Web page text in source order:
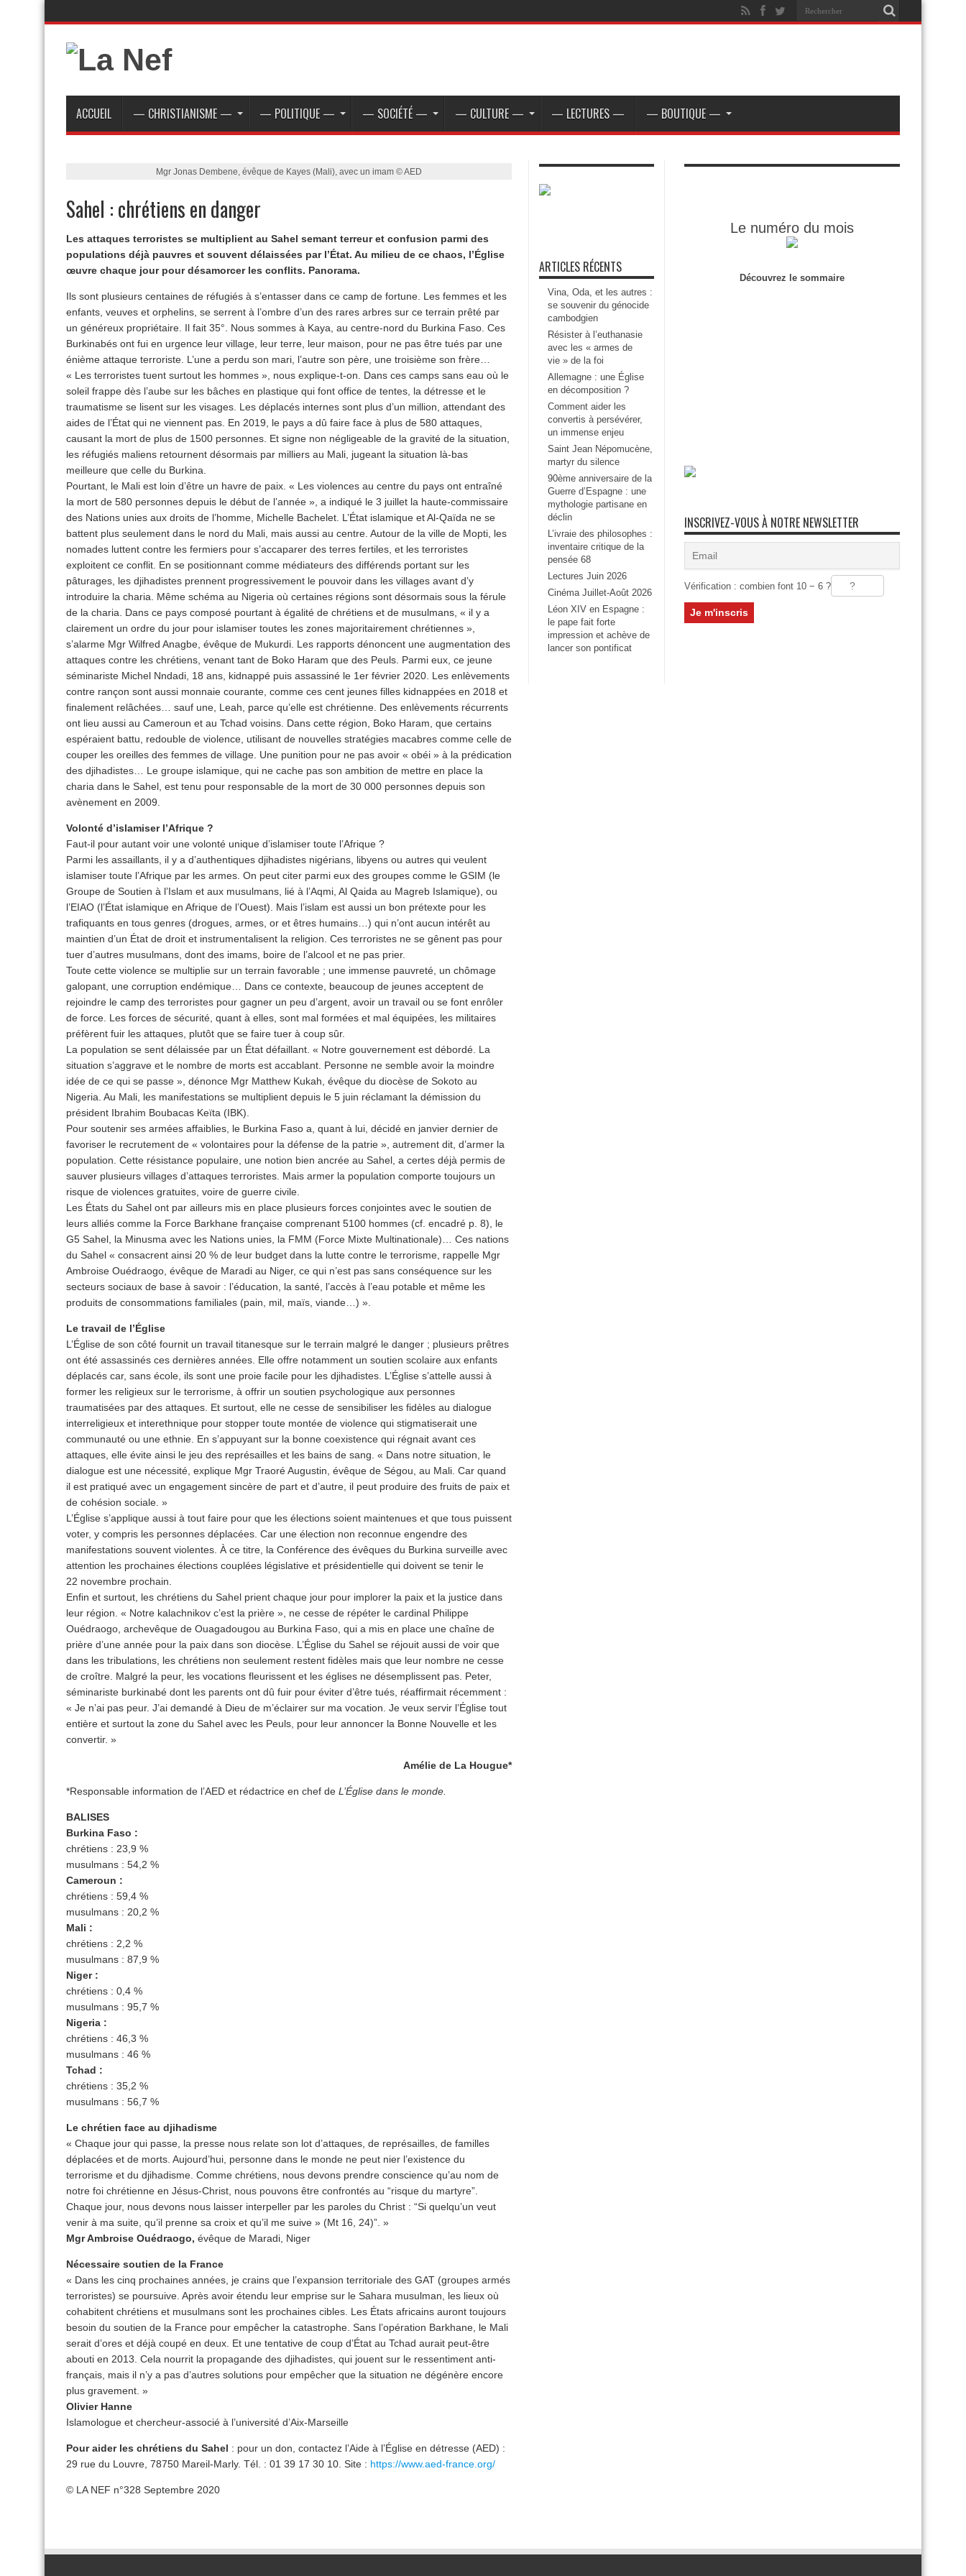
ACCUEIL — CHRISTIANISME — — POLITIQUE — — SOCIÉTÉ — — CULTURE — — LECTURES — — BOUTIQUE —
Mgr Jonas Dembene, évêque de Kayes (Mali), avec un imam © AED
Sahel : chrétiens en danger
Les attaques terroristes se multiplient au Sahel semant terreur et confusion parmi des
populations déjà pauvres et souvent délaissées par l’État. Au milieu de ce chaos, l’Église
œuvre chaque jour pour désamorcer les conflits. Panorama.
Ils sont plusieurs centaines de réfugiés à s’entasser dans ce camp de fortune. Les femmes et les
enfants, veuves et orphelins, se serrent à l’ombre d’un des rares arbres sur ce terrain prêté par
un généreux propriétaire. Il fait 35°. Nous sommes à Kaya, au centre-nord du Burkina Faso. Ces
Burkinabés ont fui en urgence leur village, leur terre, leur maison, pour ne pas être tués par une
énième attaque terroriste. L’une a perdu son mari, l’autre son père, une troisième son frère…
« Les terroristes tuent surtout les hommes », nous explique-t-on. Dans ces camps sans eau où le
soleil frappe dès l’aube sur les bâches en plastique qui font office de tentes, la détresse et le
traumatisme se lisent sur les visages. Les déplacés internes sont plus d’un million, attendant des
aides de l’État qui ne viennent pas. En 2019, le pays a dû faire face à plus de 580 attaques,
causant la mort de plus de 1500 personnes. Et signe non négligeable de la gravité de la situation,
les réfugiés maliens retournent désormais par milliers au Mali, jugeant la situation là-bas
meilleure que celle du Burkina.
Pourtant, le Mali est loin d’être un havre de paix. « Les violences au centre du pays ont entraîné
la mort de 580 personnes depuis le début de l’année », a indiqué le 3 juillet la haute-commissaire
des Nations unies aux droits de l’homme, Michelle Bachelet. L’État islamique et Al-Qaïda ne se
battent plus seulement dans le nord du Mali, mais aussi au centre. Autour de la ville de Mopti, les
nomades luttent contre les fermiers pour s’accaparer des terres fertiles, et les terroristes
exploitent ce conflit. En se positionnant comme médiateurs des différends portant sur les
pâturages, les djihadistes prennent progressivement le pouvoir dans les villages avant d’y
introduire la charia. Même schéma au Nigeria où certaines régions sont désormais sous la férule
de la charia. Dans ce pays composé pourtant à égalité de chrétiens et de musulmans, « il y a
clairement un ordre du jour pour islamiser toutes les zones majoritairement chrétiennes »,
s’alarme Mgr Wilfred Anagbe, évêque de Mukurdi. Les rapports dénoncent une augmentation des
attaques contre les chrétiens, venant tant de Boko Haram que des Peuls. Parmi eux, ce jeune
séminariste Michel Nndadi, 18 ans, kidnappé puis assassiné le 1er février 2020. Les enlèvements
contre rançon sont aussi monnaie courante, comme ces cent jeunes filles kidnappées en 2018 et
finalement relâchées… sauf une, Leah, parce qu’elle est chrétienne. Des enlèvements récurrents
ont lieu aussi au Cameroun et au Tchad voisins. Dans cette région, Boko Haram, que certains
espéraient battu, redouble de violence, utilisant de nouvelles stratégies macabres comme celle de
couper les oreilles des femmes de village. Une punition pour ne pas avoir « obéi » à la prédication
des djihadistes… Le groupe islamique, qui ne cache pas son ambition de mettre en place la
charia dans le Sahel, est tenu pour responsable de la mort de 30 000 personnes depuis son
avènement en 2009.
Volonté d’islamiser l’Afrique ?
Faut-il pour autant voir une volonté unique d’islamiser toute l’Afrique ?
Parmi les assaillants, il y a d’authentiques djihadistes nigérians, libyens ou autres qui veulent
islamiser toute l’Afrique par les armes. On peut citer parmi eux des groupes comme le GSIM (le
Groupe de Soutien à l’Islam et aux musulmans, lié à l’Aqmi, Al Qaida au Magreb Islamique), ou
l’EIAO (l’État islamique en Afrique de l’Ouest). Mais l’islam est aussi un bon prétexte pour les
trafiquants en tous genres (drogues, armes, or et êtres humains…) qui n’ont aucun intérêt au
maintien d’un État de droit et instrumentalisent la religion. Ces terroristes ne se gênent pas pour
tuer d’autres musulmans, dont des imams, boire de l’alcool et ne pas prier.
Toute cette violence se multiplie sur un terrain favorable ; une immense pauvreté, un chômage
galopant, une corruption endémique… Dans ce contexte, beaucoup de jeunes acceptent de
rejoindre le camp des terroristes pour gagner un peu d’argent, avoir un travail ou se font enrôler
de force. Les forces de sécurité, quant à elles, sont mal formées et mal équipées, les militaires
préfèrent fuir les attaques, plutôt que se faire tuer à coup sûr.
La population se sent délaissée par un État défaillant. « Notre gouvernement est débordé. La
situation s’aggrave et le nombre de morts est accablant. Personne ne semble avoir la moindre
idée de ce qui se passe », dénonce Mgr Matthew Kukah, évêque du diocèse de Sokoto au
Nigeria. Au Mali, les manifestations se multiplient depuis le 5 juin réclamant la démission du
président Ibrahim Boubacas Keïta (IBK).
Pour soutenir ses armées affaiblies, le Burkina Faso a, quant à lui, décidé en janvier dernier de
favoriser le recrutement de « volontaires pour la défense de la patrie », autrement dit, d’armer la
population. Cette résistance populaire, une notion bien ancrée au Sahel, a certes déjà permis de
sauver plusieurs villages d’attaques terroristes. Mais armer la population comporte toujours un
risque de violences gratuites, voire de guerre civile.
Les États du Sahel ont par ailleurs mis en place plusieurs forces conjointes avec le soutien de
leurs alliés comme la Force Barkhane française comprenant 5100 hommes (cf. encadré p. 8), le
G5 Sahel, la Minusma avec les Nations unies, la FMM (Force Mixte Multinationale)… Ces nations
du Sahel « consacrent ainsi 20 % de leur budget dans la lutte contre le terrorisme, rappelle Mgr
Ambroise Ouédraogo, évêque de Maradi au Niger, ce qui n’est pas sans conséquence sur les
secteurs sociaux de base à savoir : l’éducation, la santé, l’accès à l’eau potable et même les
produits de consommations familiales (pain, mil, maïs, viande…) ».
Le travail de l’Église
L’Église de son côté fournit un travail titanesque sur le terrain malgré le danger ; plusieurs prêtres
ont été assassinés ces dernières années. Elle offre notamment un soutien scolaire aux enfants
déplacés car, sans école, ils sont une proie facile pour les djihadistes. L’Église s’attelle aussi à
former les religieux sur le terrorisme, à offrir un soutien psychologique aux personnes
traumatisées par des attaques. Et surtout, elle ne cesse de sensibiliser les fidèles au dialogue
interreligieux et interethnique pour stopper toute montée de violence qui stigmatiserait une
communauté ou une ethnie. En s’appuyant sur la bonne coexistence qui régnait avant ces
attaques, elle évite ainsi le jeu des représailles et les bains de sang. « Dans notre situation, le
dialogue est une nécessité, explique Mgr Traoré Augustin, évêque de Ségou, au Mali. Car quand
il est pratiqué avec un engagement sincère de part et d’autre, il peut produire des fruits de paix et
de cohésion sociale. »
L’Église s’applique aussi à tout faire pour que les élections soient maintenues et que tous puissent
voter, y compris les personnes déplacées. Car une élection non reconnue engendre des
manifestations souvent violentes. À ce titre, la Conférence des évêques du Burkina surveille avec
attention les prochaines élections couplées législative et présidentielle qui doivent se tenir le
22 novembre prochain.
Enfin et surtout, les chrétiens du Sahel prient chaque jour pour implorer la paix et la justice dans
leur région. « Notre kalachnikov c’est la prière », ne cesse de répéter le cardinal Philippe
Ouédraogo, archevêque de Ouagadougou au Burkina Faso, qui a mis en place une chaîne de
prière d’une année pour la paix dans son diocèse. L’Église du Sahel se réjouit aussi de voir que
dans les tribulations, les chrétiens non seulement restent fidèles mais que leur nombre ne cesse
de croître. Malgré la peur, les vocations fleurissent et les églises ne désemplissent pas. Peter,
séminariste burkinabé dont les parents ont dû fuir pour éviter d’être tués, réaffirmait récemment :
« Je n’ai pas peur. J’ai demandé à Dieu de m’éclairer sur ma vocation. Je veux servir l’Église tout
entière et surtout la zone du Sahel avec les Peuls, pour leur annoncer la Bonne Nouvelle et les
convertir. »
Amélie de La Hougue*
*Responsable information de l’AED et rédactrice en chef de L’Église dans le monde.
BALISES
Burkina Faso :
chrétiens : 23,9 %
musulmans : 54,2 %
Cameroun :
chrétiens : 59,4 %
musulmans : 20,2 %
Mali :
chrétiens : 2,2 %
musulmans : 87,9 %
Niger :
chrétiens : 0,4 %
musulmans : 95,7 %
Nigeria :
chrétiens : 46,3 %
musulmans : 46 %
Tchad :
chrétiens : 35,2 %
musulmans : 56,7 %
Le chrétien face au djihadisme
« Chaque jour qui passe, la presse nous relate son lot d’attaques, de représailles, de familles
déplacées et de morts. Aujourd’hui, personne dans le monde ne peut nier l’existence du
terrorisme et du djihadisme. Comme chrétiens, nous devons prendre conscience qu’au nom de
notre foi chrétienne en Jésus-Christ, nous pouvons être confrontés au “risque du martyre”.
Chaque jour, nous devons nous laisser interpeller par les paroles du Christ : “Si quelqu’un veut
venir à ma suite, qu’il prenne sa croix et qu’il me suive » (Mt 16, 24)”. »
Mgr Ambroise Ouédraogo, évêque de Maradi, Niger
Nécessaire soutien de la France
« Dans les cinq prochaines années, je crains que l’expansion territoriale des GAT (groupes armés
terroristes) se poursuive. Après avoir étendu leur emprise sur le Sahara musulman, les lieux où
cohabitent chrétiens et musulmans sont les prochaines cibles. Les États africains auront toujours
besoin du soutien de la France pour empêcher la catastrophe. Sans l’opération Barkhane, le Mali
serait d’ores et déjà coupé en deux. Et une tentative de coup d’État au Tchad aurait peut-être
abouti en 2013. Cela nourrit la propagande des djihadistes, qui jouent sur le ressentiment anti-
français, mais il n’y a pas d’autres solutions pour empêcher que la situation ne dégénère encore
plus gravement. »
Olivier Hanne
Islamologue et chercheur-associé à l’université d’Aix-Marseille
Pour aider les chrétiens du Sahel : pour un don, contactez l’Aide à l’Église en détresse (AED) :
29 rue du Louvre, 78750 Mareil-Marly. Tél. : 01 39 17 30 10. Site : https://www.aed-france.org/
© LA NEF n°328 Septembre 2020
ARTICLES RÉCENTS
Vina, Oda, et les autres :
se souvenir du génocide
cambodgien
Résister à l’euthanasie
avec les « armes de
vie » de la foi
Allemagne : une Église
en décomposition ?
Comment aider les
convertis à persévérer,
un immense enjeu
Saint Jean Népomucène,
martyr du silence
90ème anniversaire de la
Guerre d’Espagne : une
mythologie partisane en
déclin
L’ivraie des philosophes :
inventaire critique de la
pensée 68
Lectures Juin 2026
Cinéma Juillet-Août 2026
Léon XIV en Espagne :
le pape fait forte
impression et achève de
lancer son pontificat
Le numéro du mois
Découvrez le sommaire
INSCRIVEZ-VOUS À NOTRE NEWSLETTER
Vérification : combien font 10 − 6 ?